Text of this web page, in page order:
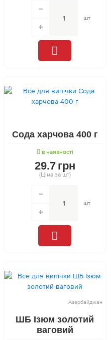
шт
Сода харчова 400 г
в наявності
29.7 грн
(Ціна за шт)
шт
Азербайджан
ШБ Ізюм золотий
ваговий